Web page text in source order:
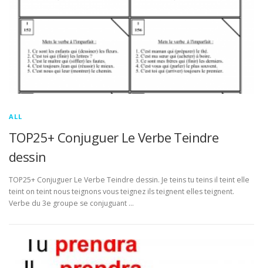
ALL
TOP25+ Conjuguer Le Verbe Teindre
dessin
TOP25+ Conjuguer Le Verbe Teindre dessin. Je teins tu teins il teint elle
teint on teint nous teignons vous teignez ils teignent elles teignent.
Verbe du 3e groupe se conjuguant …